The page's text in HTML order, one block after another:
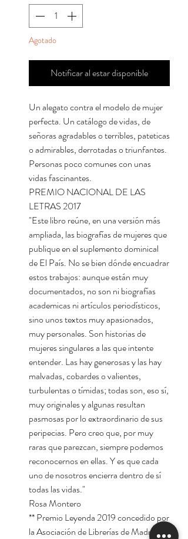
Agotado
Notificar al estar disponible
Un alegato contra el modelo de mujer
perfecta. Un catálogo de vidas, de
señoras agradables o terribles, pateticas
o admirables, derrotadas o triunfantes.
Personas poco comunes con unas
vidas fascinantes.
PREMIO NACIONAL DE LAS
LETRAS 2017
"Este libro reúne, en una versión más
ampliada, las biografías de mujeres que
publique en el suplemento dominical
de El País. No se bien dónde encuadrar
estos trabajos: aunque están muy
documentados, no son ni biografías
academicas ni artículos periodísticos,
sino unos textos muy apasionados,
muy personales. Son historias de
mujeres singulares a las que intente
entender. Las hay generosas y las hay
malvadas, cobardes o valientes,
turbulentas o tímidas; todas son, eso sí,
muy originales y algunas resultan
pasmosas por lo extraordinario de sus
peripecias. Pero creo que, por muy
raras que parezcan, siempre podemos
reconocernos en ellas. Y es que cada
uno de nosotros encierra dentro de sí
todas las vidas."
Rosa Montero
** Premio Leyenda 2019 concedido por
la Asociación de Librerías de Madrid